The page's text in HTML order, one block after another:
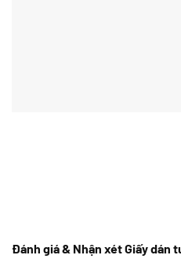
Đánh giá & Nhận xét Giấy dán